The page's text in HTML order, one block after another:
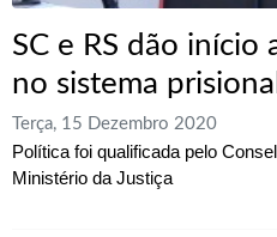
SC e RS dão início
no sistema prisional
Terça, 15 Dezembro 2020
Política foi qualificada pelo
Ministério da Justiça